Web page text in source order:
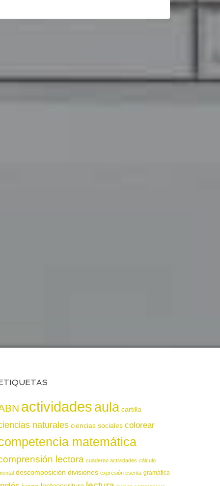
actividadesaula cartilla
naturales ciencias sociales colorear
matemática
lectora cuaderno actividades cálculo
descomposición divisiones expresión escrita gramática